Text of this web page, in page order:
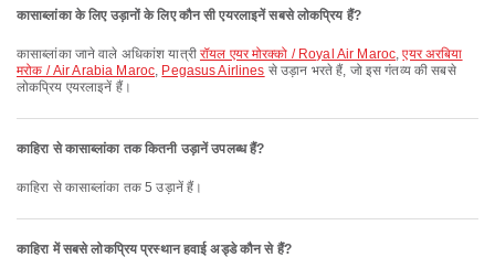
कासाब्लांका के लिए उड़ानों के लिए कौन सी एयरलाइनें सबसे लोकप्रिय हैं?
कासाब्लांका जाने वाले अधिकांश यात्री रॉयल एयर मोरक्को / Royal Air Maroc,एयर अरबिया
मरोक / Air Arabia Maroc, Pegasus Airlines से उड़ान भरते हैं, जो इस गंतव्य की सबसे
लोकप्रिय एयरलाइनें हैं।
काहिरा से कासाब्लांका तक कितनी उड़ानें उपलब्ध हैं?
काहिरा से कासाब्लांका तक 5 उड़ानें हैं।
काहिरा में सबसे लोकप्रिय प्रस्थान हवाई अड्डे कौन से हैं?